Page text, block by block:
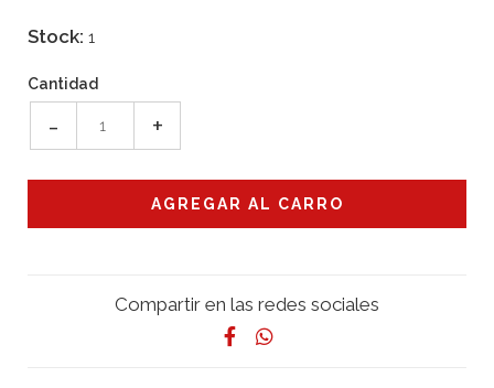
Stock: 1
Cantidad
- +
Compartir en las redes sociales